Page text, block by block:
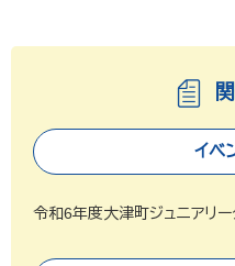
イベ
令和6年度大津町ジュニアリ